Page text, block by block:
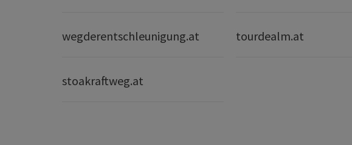
wegderentschleunigung.at tourdealm.at
stoakraftweg.at